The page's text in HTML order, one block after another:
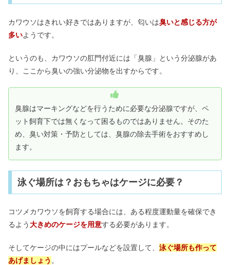
カワウソはきれい好きではありますが、匂いは臭いと感じる方が
多いようです。
というのも、カワウソの肛門付近には「臭腺」という分泌腺があ
り、ここから臭いの強い分泌物を出すからです。
臭腺はマーキングなどを行うために必要な分泌腺ですが、ペ
ット飼育下では無くなって困るものではありません。そのた
め、臭い対策・予防としては、臭腺の除去手術をおすすめし
ます。
泳ぐ場所は？おもちゃはケージに必要？
コツメカワウソを飼育する場合には、ある程度運動量を確保でき
るよう大きめのケージを用意する必要があります。
そしてケージの中にはプールなどを設置して、 泳ぐ場所も作って
あげましょう 。